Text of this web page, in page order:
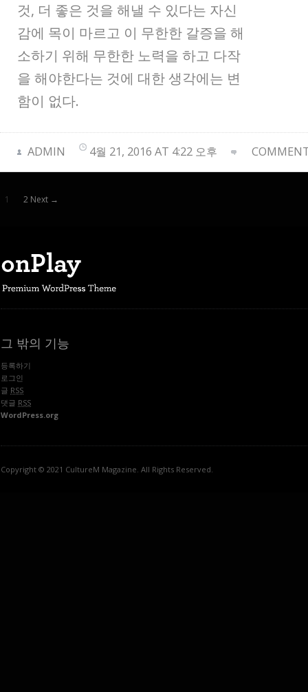
것, 더 좋은 것을 해낼 수 있다는 자신
감에 목이 마르고 이 무한한 갈증을 해
소하기 위해 무한한 노력을 하고 다작
을 해야한다는 것에 대한 생각에는 변
함이 없다.
ADMIN 4월 21, 2016 AT 4:22 오후
1 2 Next →
그 밖의 기능
등록하기
로그인
글 RSS
댓글 RSS
WordPress.org
Copyright © 2021 CultureM Magazine. All Rights Reserved.